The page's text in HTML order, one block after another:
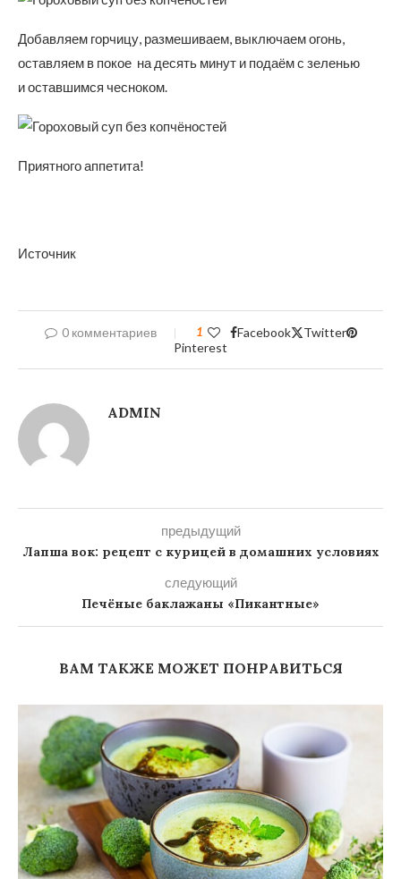
Добавляем горчицу, размешиваем, выключаем огонь,
оставляем в покое на десять минут и подаём с зеленью
и оставшимся чесноком.
Приятного аппетита!
Источник
0 комментариев 1 Facebook
Twitter
Pinterest
ADMIN
предыдущий
Лапша вок: рецепт с курицей в домашних условиях
следующий
Печёные баклажаны «Пикантные»
ВАМ ТАКЖЕ МОЖЕТ ПОНРАВИТЬСЯ